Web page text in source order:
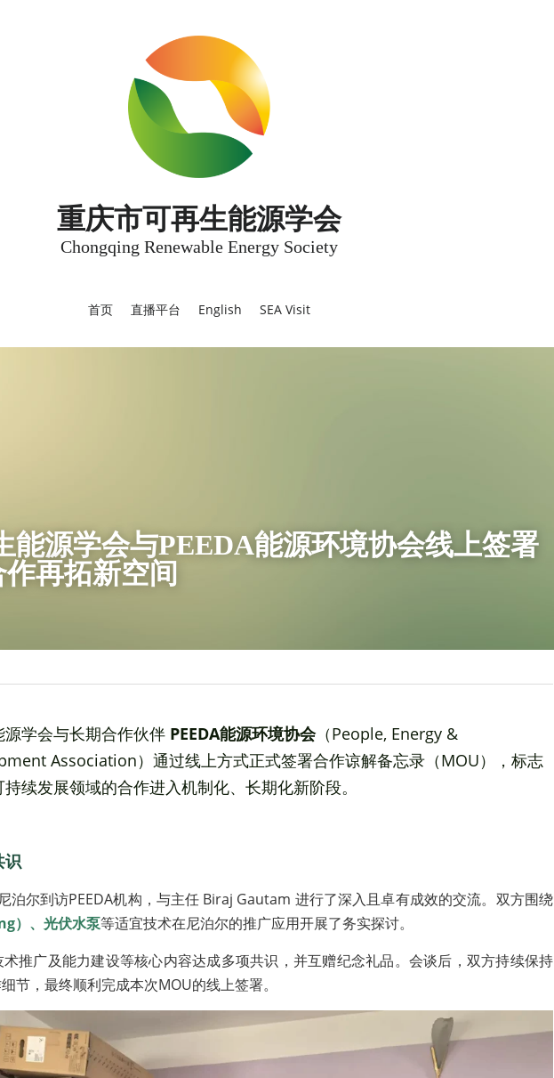
重庆市可再生能源学会
Chongqing Renewable Energy Society
首页 直播平台 English SEA Visit
能源学会与PEEDA能源环境协会线上签署
再拓新空间
学会与长期合作伙伴 PEEDA能源环境协会（People, Energy &
Association）通过线上方式正式签署合作谅解备忘录（MOU），标志
续发展领域的合作进入机制化、长期化新阶段。
识
泊尔到访PEEDA机构，与主任 Biraj Gautam 进行了深入且卓有成效的交流。双方围绕
）、光伏水泵等适宜技术在尼泊尔的推广应用开展了务实探讨。
推广及能力建设等核心内容达成多项共识，并互赠纪念礼品。会谈后，双方持续保持
节，最终顺利完成本次MOU的线上签署。